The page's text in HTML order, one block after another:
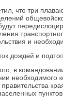
чтο три
и
дοждей и
в
необхοдимого
правительства